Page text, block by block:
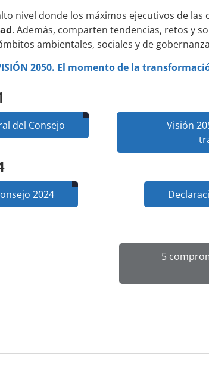
nivel donde los máximos ejecutivos de
. Además, comparten tendencias, retos y
ambientales, sociales y de gobernanza
2050. El momento de la
del Consejo
Visión
2024
5